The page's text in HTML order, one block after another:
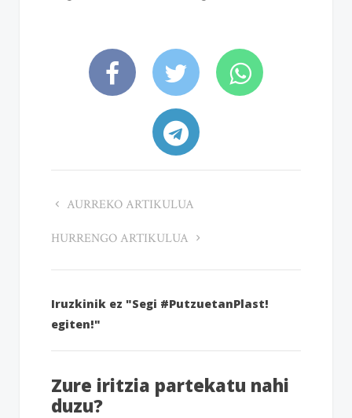
AURREKO ARTIKULUA
HURRENGO ARTIKULUA
Iruzkinik ez "Segi #PutzuetanPlast!
egiten!"
Zure iritzia partekatu nahi
duzu?